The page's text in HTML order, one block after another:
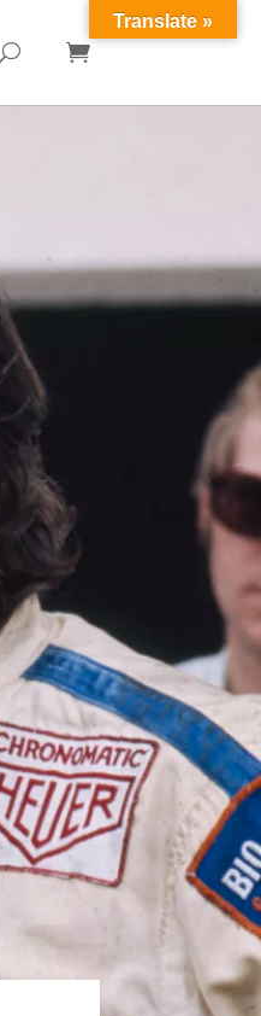
U 
Translate »